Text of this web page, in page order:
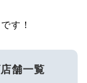
す！
舗一覧